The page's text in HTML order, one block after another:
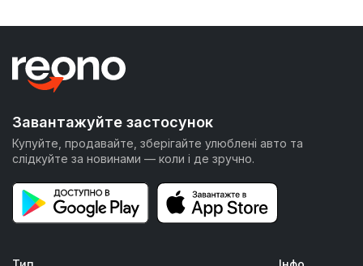
Завантажуйте застосунок
Купуйте, продавайте, зберігайте улюблені авто та
слідкуйте за новинами — коли і де зручно.